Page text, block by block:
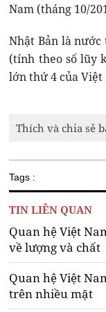
Nam (tháng 10/
Nhật Bản là
(tính theo số lũy
lớn thứ 4 của Việt
Thích và chia sẻ
Tags :
TIN LIÊN QUAN
Quan hệ Việt
về lượng và chất
Quan hệ Việt
trên nhiều mặt